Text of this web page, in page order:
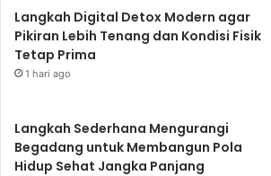
Langkah Digital Detox Modern agar
Pikiran Lebih Tenang dan Kondisi Fisik
Tetap Prima
1 hari ago
Langkah Sederhana Mengurangi
Begadang untuk Membangun Pola
Hidup Sehat Jangka Panjang